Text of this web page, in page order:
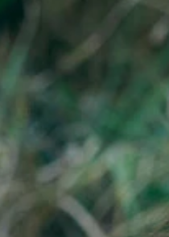
ットデジタル写真集『ム